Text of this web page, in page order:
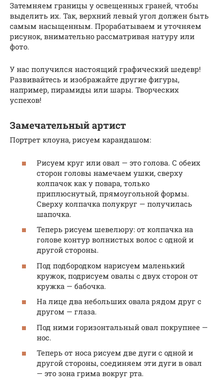
Затемняем границы у освещенных граней, чтобы
выделить их. Так, верхний левый угол должен быть
самым насыщенным. Прорабатываем и уточняем
рисунок, внимательно рассматривая натуру или
фото.
У нас получился настоящий графический шедевр!
Развивайтесь и изображайте другие фигуры,
например, пирамиды или шары. Творческих
успехов!
Замечательный артист
Портрет клоуна, рисуем карандашом:
Рисуем круг или овал — это голова. С обеих
сторон головы намечаем ушки, сверху
колпачок как у повара, только
приплюснутый, прямоугольной формы.
Сверху колпачка полукруг — получилась
шапочка.
Теперь рисуем шевелюру: от колпачка на
голове контур волнистых волос с одной и
другой стороны.
Под подбородком нарисуем маленький
кружок, подрисуем овалы с двух сторон от
кружка — бабочка.
На лице два небольших овала рядом друг с
другом — глаза.
Под ними горизонтальный овал покрупнее —
нос.
Теперь от носа рисуем две дуги с одной и
другой стороны, соединяем эти дуги в овал
— это зона грима вокруг рта.